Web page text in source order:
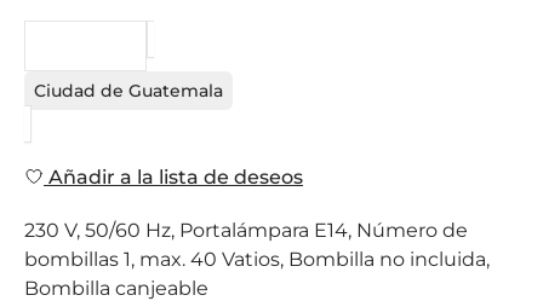
Ciudad de Guatemala
Añadir a la lista de deseos
230 V, 50/60 Hz, Portalámpara E14, Número de
bombillas 1, max. 40 Vatios, Bombilla no incluida,
Bombilla canjeable